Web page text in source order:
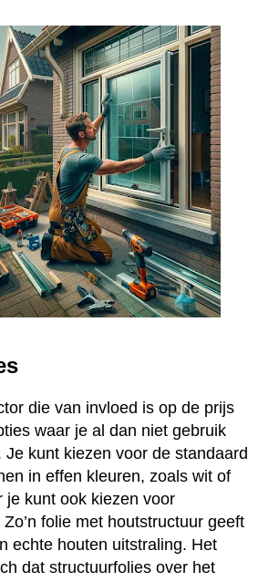
die van invloed is op de prijs
waar je al dan niet gebruik
Je kunt kiezen voor de standaard
in effen kleuren, zoals wit of
je kunt ook kiezen voor
folie met houtstructuur geeft
echte houten uitstraling. Het
dat structuurfolies over het